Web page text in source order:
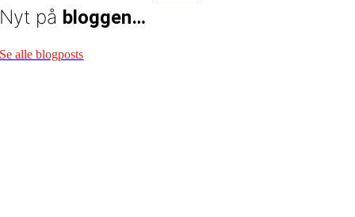
Nyt på bloggen…
Se alle blogposts